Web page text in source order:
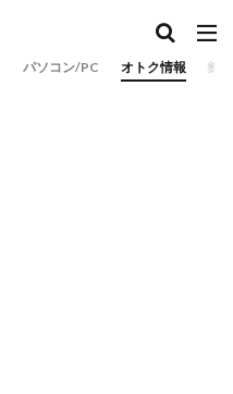
パソコン/PC オトク情報 旅